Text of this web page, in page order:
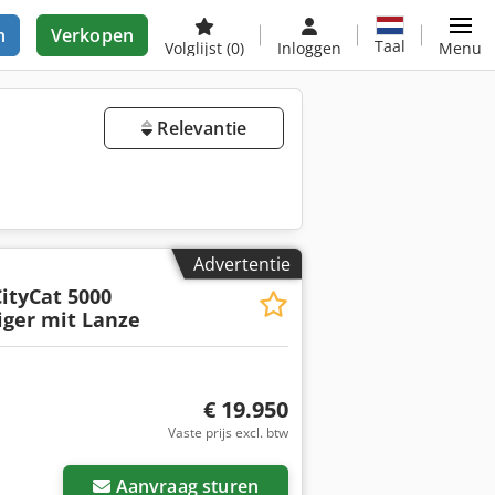
Verkopen
Volglijst (0) Inloggen Taal Menu
Relevantie
Advertentie
5000
mit Lanze
€ 19.950
Vaste prijs excl. btw
Aanvraag sturen